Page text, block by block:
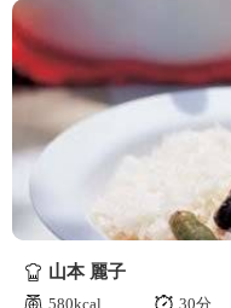
山本 麗子
580kcal 30分